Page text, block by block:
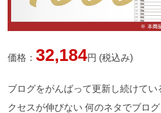
価格：32,184円 (税込み)
ブログをがんばって更新し続けて
クセスが伸びない 何のネタでブロ